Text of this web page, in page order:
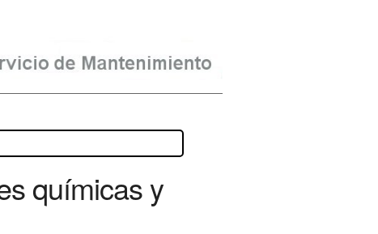
químicas y